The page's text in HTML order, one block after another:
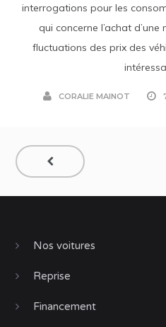
interrogations pour les
qui concerne l’achat
fluctuations des prix des
CORALIE MAINOT
Nos voitures
Reprise
Financement